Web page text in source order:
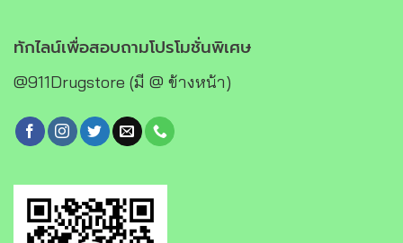
ทักไลน์เพื่อสอบถามโปรโมชั่นพิเศษ
@911Drugstore (มี @ ข้างหน้า)